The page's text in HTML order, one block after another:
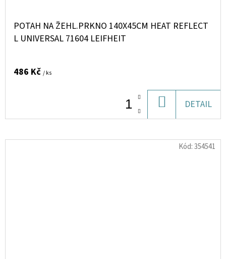
POTAH NA ŽEHL.PRKNO 140X45CM HEAT REFLECT
L UNIVERSAL 71604 LEIFHEIT
486 Kč / ks
KOŠÍKU
DETAIL
Kód:354541